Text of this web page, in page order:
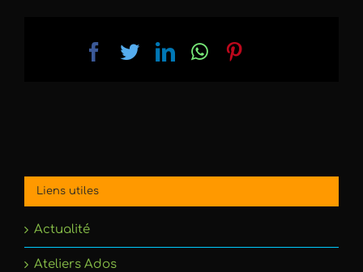
Facebook
TwitterLinkedInWhatsApp
Liens utiles
Actualité
Ateliers Ados